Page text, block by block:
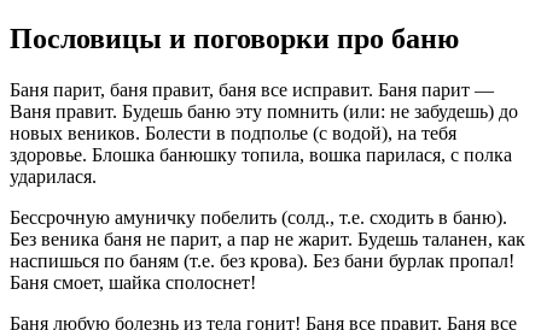
Пословицы и поговорки про баню
Баня парит, баня правит, баня все исправит. Баня парит —
Ваня правит. Будешь баню эту помнить (или: не забудешь) до
новых веников. Болести в подполье (с водой), на тебя
здоровье. Блошка банюшку топила, вошка парилася, с полка
ударилася.
Бессрочную амуничку побелить (солд., т.е. сходить в баню).
Без веника баня не парит, а пар не жарит. Будешь таланен, как
наспишься по баням (т.е. без крова). Без бани бурлак пропал!
Баня смоет, шайка сполоснет!
Баня любую болезнь из тела гонит! Баня все правит. Баня все